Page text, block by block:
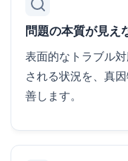
問題の本質が見え
表面的なトラブル
される状況を、真
善します。